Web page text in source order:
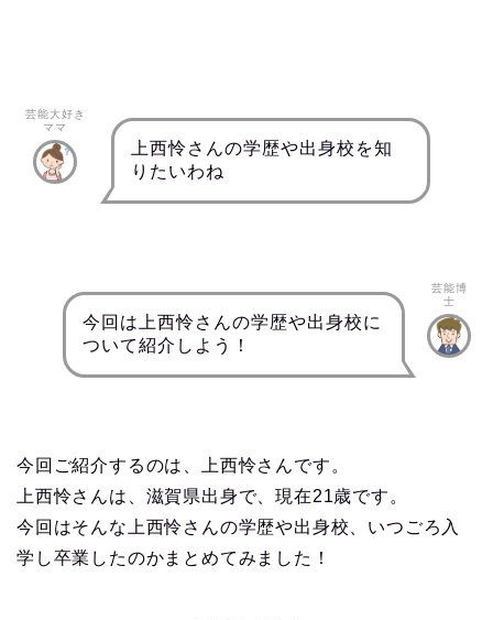
芸能大好き
ママ
上西怜さんの学歴や出身校を知
りたいわね
今回は上西怜さんの学歴や出身校に
ついて紹介しよう！
芸能博
士
今回ご紹介するのは、上西怜さんです。
上西怜さんは、滋賀県出身で、現在21歳です。
今回はそんな上西怜さんの学歴や出身校、いつごろ入
学し卒業したのかまとめてみました！